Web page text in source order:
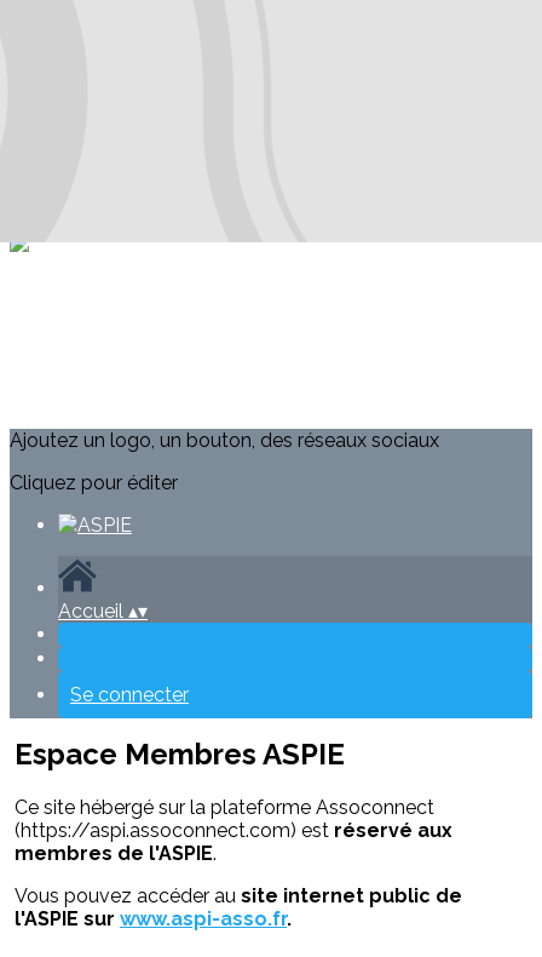
Ajoutez un logo, un bouton, des réseaux sociaux
Cliquez pour éditer
Accueil ▴▾
Se connecter
Espace Membres ASPIE
Ce site hébergé sur la plateforme Assoconnect
(https://aspi.assoconnect.com) est réservé aux
membres de l'ASPIE.
Vous pouvez accéder au site internet public de
l'ASPIE sur www.aspi-asso.fr.